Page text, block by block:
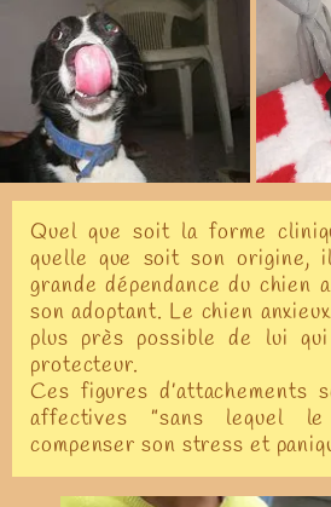
Quel que soit la forme
quelle que soit son origine,
grande dépendance du chien
son adoptant. Le chien
plus près possible de lui
protecteur.
Ces figures d’attachements
affectives ”sans lequel
compenser son stress et